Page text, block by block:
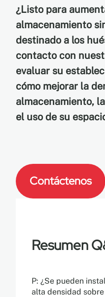
¿Listo para
almacenamiento
destinado a los
contacto con
evaluar su
cómo mejorar la
almacenamiento,
el uso de su
Contáctenos
Resumen
P: ¿Se pueden
alta densidad